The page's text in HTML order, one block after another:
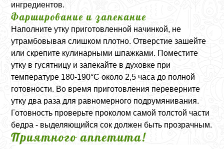
ингредиентов.
Фарширование и запекание
Наполните утку приготовленной начинкой, не
утрамбовывая слишком плотно. Отверстие зашейте
или скрепите кулинарными шпажками. Поместите
утку в гусятницу и запекайте в духовке при
температуре 180-190°C около 2,5 часа до полной
готовности. Во время приготовления переверните
утку два раза для равномерного подрумянивания.
Готовность проверьте проколом самой толстой части
бедра - выделяющийся сок должен быть прозрачным.
Приятного аппетита!